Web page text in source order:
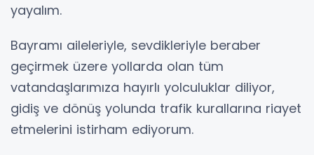
yayalım.
Bayramı aileleriyle, sevdikleriyle beraber
geçirmek üzere yollarda olan tüm
vatandaşlarımıza hayırlı yolculuklar diliyor,
gidiş ve dönüş yolunda trafik kurallarına riayet
etmelerini istirham ediyorum.